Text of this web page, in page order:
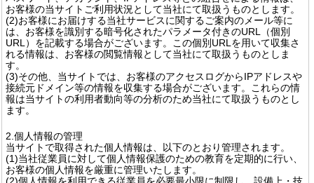
お客様の当サイトご利用状況として当社にて取扱うものとします。
(2)お客様にお届けする当社サービスに関するご案内のメール等に
は、お客様を識別する暗号化されたパラメータ付きのURL（個別
URL）を記載する場合がございます。この個別URLを用いて収集さ
れる情報は、お客様の閲覧情報として当社にて取扱うものとしま
す。
(3)その他、当サイトでは、お客様のアクセスログからIPアドレスや
接続元ドメイン等の情報を収集する場合がございます。これらの情
報は当サイトの利用者動向等の分析のため当社にて取扱うものとし
ます。
2.個人情報の管理
当サイトで取得された個人情報は、以下のとおり管理されます。
(1)当社従業員に対して個人情報保護のための教育を定期的に行い、
お客様の個人情報を厳重に管理いたします。
(2)個人情報を利用できる従業員を必要最小限に制限し、設備上・技